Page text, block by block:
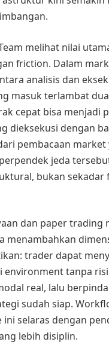
melihat nilai
friction. Dalam
analisis dan
masuk terlambat
cepat bisa menjadi
dieksekusi dengan
pembacaan market
jeda
bukan sekadar
dan paper trading
menambahkan
trader dapat
environment tanpa
real, lalu
sudah siap.
ini selaras dengan
lebih disiplin.